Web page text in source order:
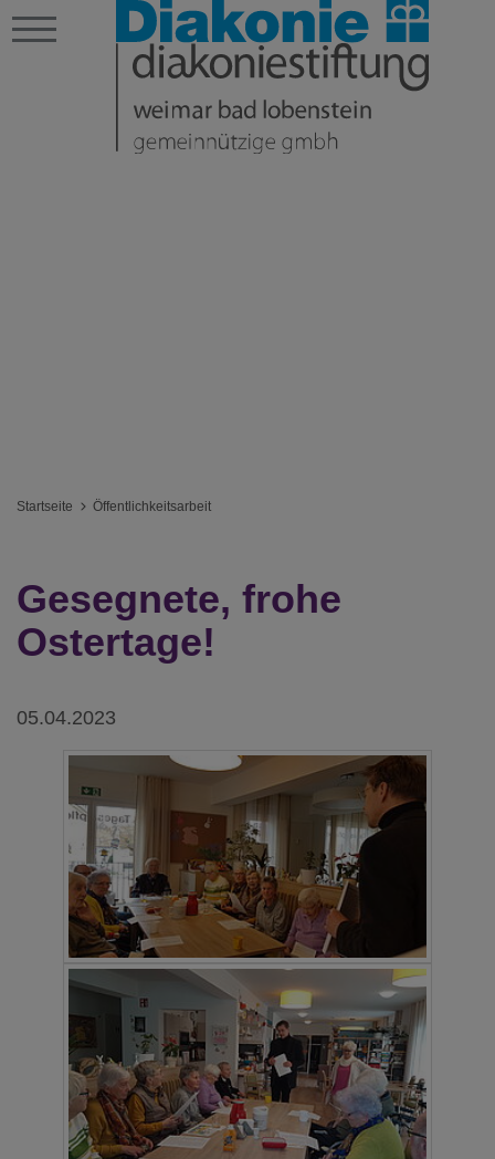
Startseite Öffentlichkeitsarbeit
Gesegnete, frohe
Ostertage!
05.04.2023